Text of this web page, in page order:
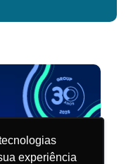
experiência
experiência